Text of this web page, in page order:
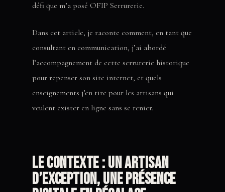
défi que m’a posé OFIP Serrurerie.
Dans cet article, je raconte comment, en tant que
consultant en communication, j’ai abordé
l’accompagnement de cette serrurerie historique
pour repenser son site internet, et quels
enseignements j’en tire pour les artisans qui
veulent exister en ligne sans se renier.
Le contexte : un artisan
d’exception, une présence